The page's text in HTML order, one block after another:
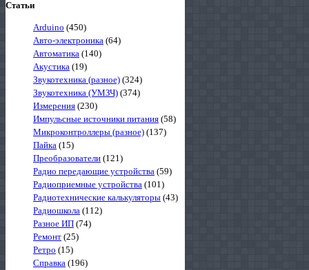
Статьи
Arduino (450)
Авто-электроника (64)
Автоматика (140)
Акустика (19)
Звукотехника (разное) (324)
Звукотехника (УМЗЧ) (374)
Измерения (230)
Импульсные источники питания (58)
Микроконтроллеры (разное) (137)
Пайка (15)
Преобразователи (121)
Радио передающие устройства (59)
Радиоприемные устройства (101)
Радиотехнические калькуляторы (43)
Радиошкола (112)
Разное ИП (74)
Ремонт (25)
Ретро (15)
Справка (196)